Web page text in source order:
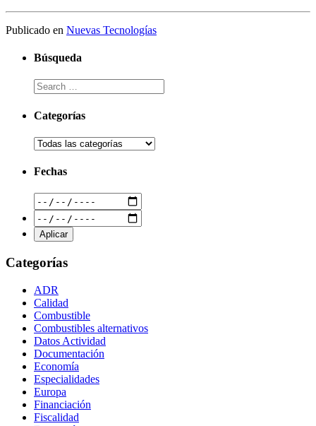
Publicado en Nuevas Tecnologías
Búsqueda
Categorías
Fechas
Categorías
ADR
Calidad
Combustible
Combustibles alternativos
Datos Actividad
Documentación
Economía
Especialidades
Europa
Financiación
Fiscalidad